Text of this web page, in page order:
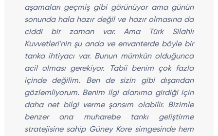
aşamaları geçmiş gibi görünüyor ama günün
sonunda hala hazır değil ve hazır olmasına da
ciddi bir zaman var. Ama Türk Silahlı
Kuvvetleri'nin şu anda ve envanterde böyle bir
tanka ihtiyacı var. Bunun mümkün olduğunca
acil olması gerekiyor. Tabii benim çok fazla
içinde değilim. Ben de sizin gibi dışarıdan
gözlemliyorum. Benim ilgi alanıma girdiği için
daha net bilgi verme şansım olabilir. Bizimle
benzer ana muharebe tankı geliştirme
stratejisine sahip Güney Kore simgesinde hem